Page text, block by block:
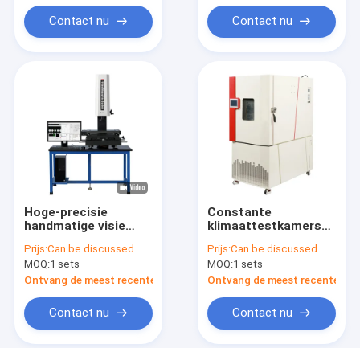
Producten
Video's
Over ons
Fabriekstocht
Neem contact met ons op
Contact nu Contact nu
Hoge-precisie
handmatige visie
meetmachine
Prijs:Can be discussed
MOQ:1 sets
Ontvang de meest recente Prijs
Contact nu
Constante
klimaattestkamers
luchtvochtigheid
Prijs:Can be discussed
MOQ:1 sets
Ontvang de meest recente
Contact nu